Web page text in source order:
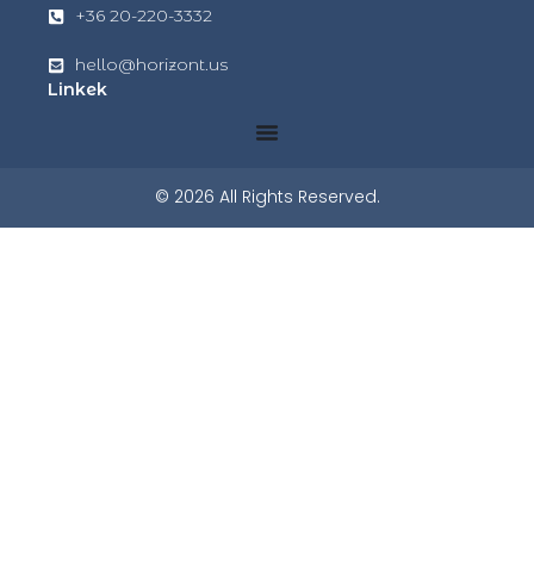
+36 20-220-3332
hello@horizont.us
Linkek
© 2026 All Rights Reserved.